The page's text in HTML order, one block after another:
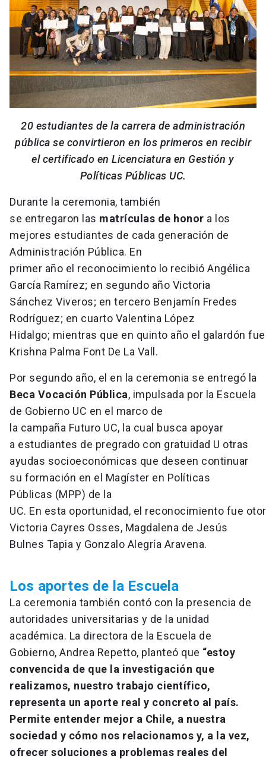
20 estudiantes de la carrera de administración
pública se convirtieron en los primeros en recibir
el certificado en Licenciatura en Gestión y
Políticas Públicas UC.
Durante la ceremonia, también
se entregaron las matrículas de honor a los
mejores estudiantes de cada generación de
Administración Pública. En
primer año el reconocimiento lo recibió Angélica
García Ramírez; en segundo año Victoria
Sánchez Viveros; en tercero Benjamín Fredes
Rodríguez; en cuarto Valentina López
Hidalgo; mientras que en quinto año el galardón
Krishna Palma Font De La Vall.
Por segundo año, el en la ceremonia se entregó la
Beca Vocación Pública, impulsada por la Escuela
de Gobierno UC en el marco de
la campaña Futuro UC, la cual busca apoyar
a estudiantes de pregrado con gratuidad U otras
ayudas socioeconómicas que deseen continuar
su formación en el Magíster en Políticas
Públicas (MPP) de la
UC. En esta oportunidad, el reconocimiento fue
Victoria Cayres Osses, Magdalena de Jesús
Bulnes Tapia y Gonzalo Alegría Aravena.
Los aportes de la Escuela
La ceremonia también contó con la presencia de
autoridades universitarias y de la unidad
académica. La directora de la Escuela de
Gobierno, Andrea Repetto, planteó que “estoy
convencida de que la investigación que
realizamos, nuestro trabajo científico,
representa un aporte real y concreto al país.
Permite entender mejor a Chile, a nuestra
sociedad y cómo nos relacionamos y, a la vez,
ofrecer soluciones a problemas reales del